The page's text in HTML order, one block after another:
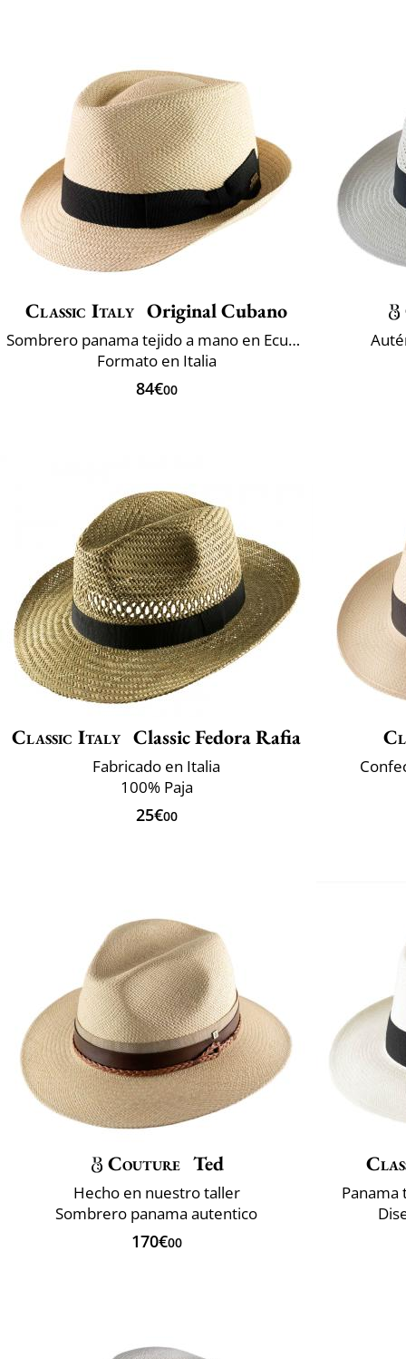
Classic Italy Original Cubano
Sombrero panama tejido a mano en Ecuador
Formato en Italia
84€00
Classic Italy Classic Fedora Rafia
Fabricado en Italia
100% Paja
25€00
Couture Ted
Hecho en nuestro taller
Sombrero panama autentico
170€00
Panama